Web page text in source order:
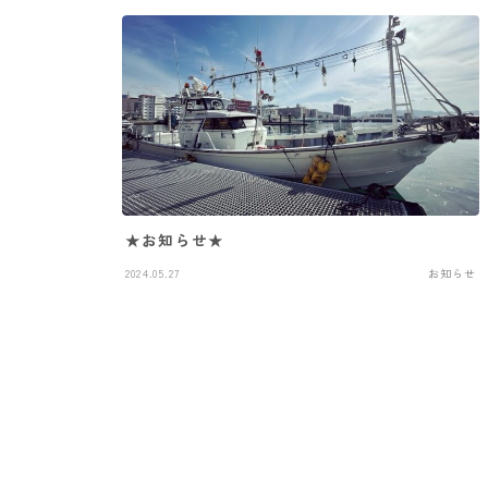
★お知らせ★
2024.05.27 お知らせ